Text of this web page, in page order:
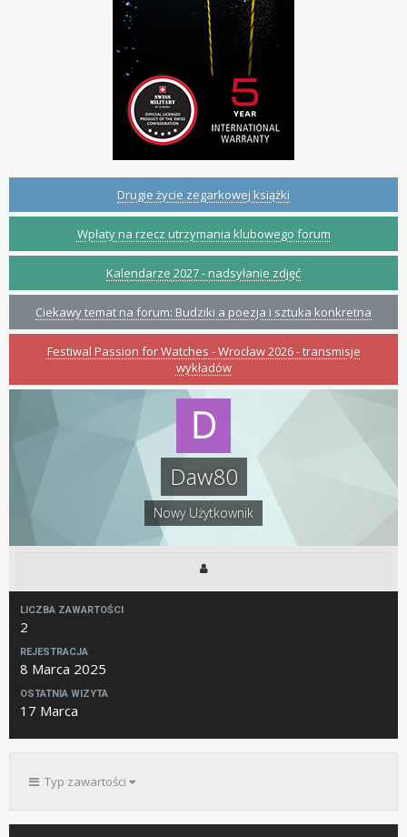
Drugie życie zegarkowej książki
Wpłaty na rzecz utrzymania klubowego forum
Kalendarze 2027 - nadsyłanie zdjęć
Ciekawy temat na forum: Budziki a poezja i sztuka konkretna
Festiwal Passion for Watches - Wrocław 2026 - transmisje
wykładów
Daw80
Nowy Użytkownik
LICZBA ZAWARTOŚCI
2
REJESTRACJA
8 Marca 2025
OSTATNIA WIZYTA
17 Marca
Typ zawartości